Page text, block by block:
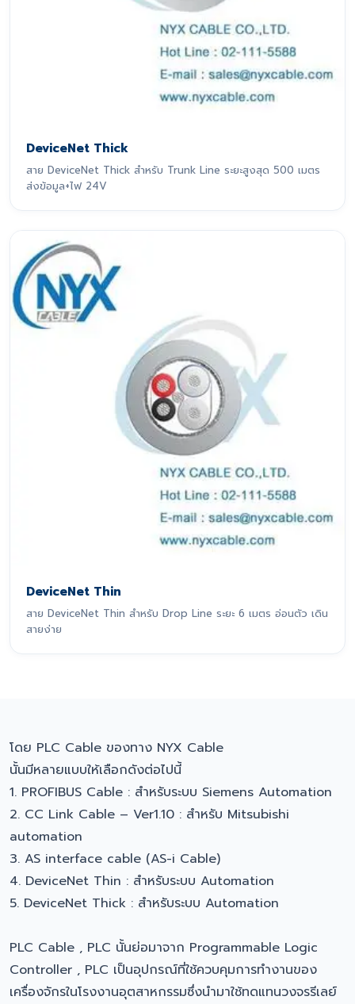
DeviceNet Thick
สาย DeviceNet Thick สำหรับ Trunk Line ระยะสูงสุด 500 เมตร
ส่งข้อมูล+ไฟ 24V
DeviceNet Thin
สาย DeviceNet Thin สำหรับ Drop Line ระยะ 6 เมตร อ่อนตัว เดิน
สายง่าย
โดย PLC Cable ของทาง NYX Cable
นั้นมีหลายแบบให้เลือกดังต่อไปนี้
1. PROFIBUS Cable : สำหรับระบบ Siemens Automation
2. CC Link Cable – Ver1.10 : สำหรับ Mitsubishi
automation
3. AS interface cable (AS-i Cable)
4. DeviceNet Thin : สำหรับระบบ Automation
5. DeviceNet Thick : สำหรับระบบ Automation
PLC Cable , PLC นั้นย่อมาจาก Programmable Logic
Controller , PLC เป็นอุปกรณ์ที่ใช้ควบคุมการทำงานของ
เครื่องจักรในโรงงานอุตสาหกรรมซึ่งนำมาใช้ทดแทนวงจรรีเลย์